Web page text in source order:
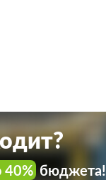
40% бюджета!